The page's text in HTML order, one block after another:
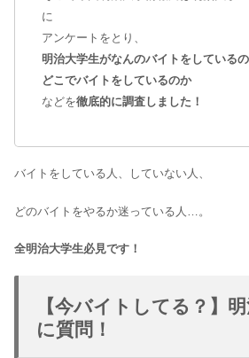
に
アンケートをとり、
明治大学生がなんのバイトをしている
どこでバイトをしているのか
などを徹底的に調査しました！
バイトをしている人、していない人、
どのバイトをやるか迷っている人…。
全明治大学生必見です！
【今バイトしてる？】
に質問！